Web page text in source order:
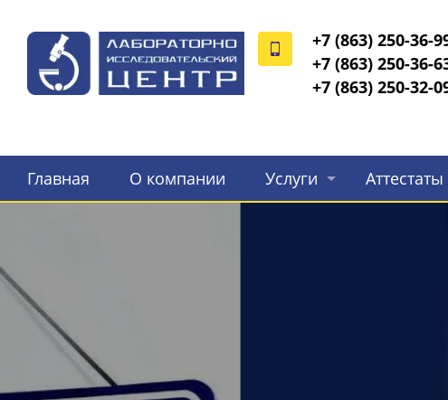
+7 (863) 250-36-
+7 (863) 250-36-
+7 (863) 250-32-
Главная О компании Услуги Аттестаты